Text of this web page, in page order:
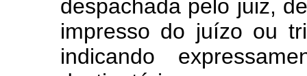
despachada pelo juiz,
impresso do juízo ou
indicando